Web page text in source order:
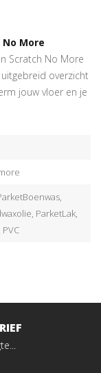
More
Scratch No More
uitgebreid overzicht
jouw vloer en je
ParketLak,